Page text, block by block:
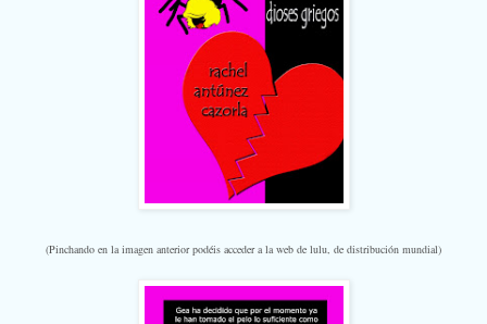
(Pinchando en la imagen anterior podéis acceder a la web de lulu, de distribución mundial)